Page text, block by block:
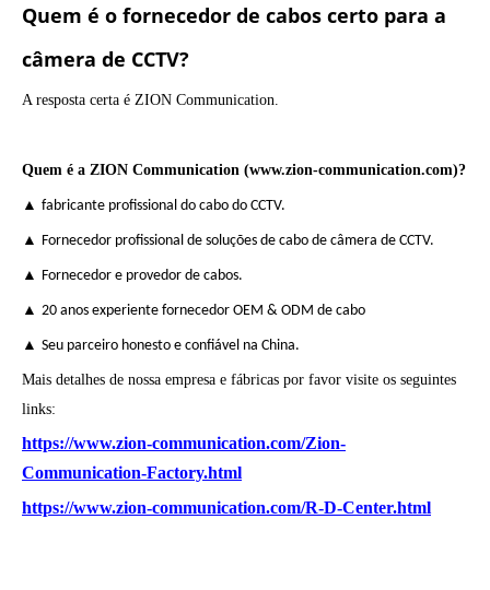
Quem é o fornecedor de cabos certo para a
câmera de CCTV?
A resposta certa é ZION Communication.
Quem é a ZION Communication (www.zion-communication.com)?
▲ fabricante profissional do cabo do CCTV.
▲ Fornecedor profissional de soluções de cabo de câmera de CCTV.
▲ Fornecedor e provedor de cabos.
▲ 20 anos experiente fornecedor OEM & ODM de cabo
▲ Seu parceiro honesto e confiável na China.
Mais detalhes de nossa empresa e fábricas por favor visite os seguintes
links:
https://www.zion-communication.com/Zion-
Communication-Factory.html
https://www.zion-communication.com/R-D-Center.html